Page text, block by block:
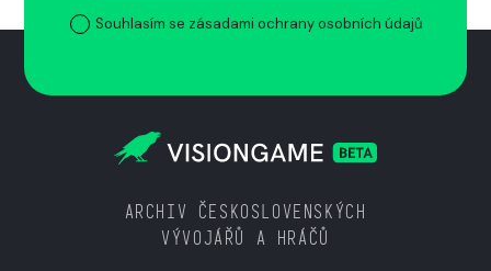
Souhlasím se zásadami ochrany osobních údajů
ARCHIV ČESKOSLOVENSKÝCH
VÝVOJÁŘŮ A HRÁČŮ